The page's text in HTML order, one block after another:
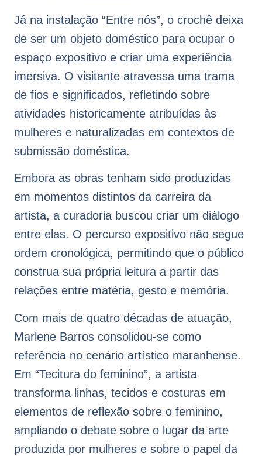
Já na instalação “Entre nós”, o crochê deixa
de ser um objeto doméstico para ocupar o
espaço expositivo e criar uma experiência
imersiva. O visitante atravessa uma trama
de fios e significados, refletindo sobre
atividades historicamente atribuídas às
mulheres e naturalizadas em contextos de
submissão doméstica.
Embora as obras tenham sido produzidas
em momentos distintos da carreira da
artista, a curadoria buscou criar um diálogo
entre elas. O percurso expositivo não segue
ordem cronológica, permitindo que o público
construa sua própria leitura a partir das
relações entre matéria, gesto e memória.
Com mais de quatro décadas de atuação,
Marlene Barros consolidou-se como
referência no cenário artístico maranhense.
Em “Tecitura do feminino”, a artista
transforma linhas, tecidos e costuras em
elementos de reflexão sobre o feminino,
ampliando o debate sobre o lugar da arte
produzida por mulheres e sobre o papel da